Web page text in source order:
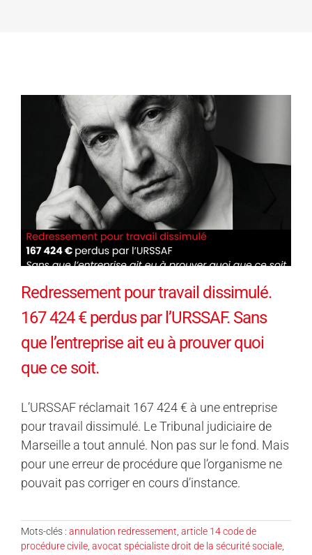
Redressement pour travail dissimulé.
167 424 € perdus par l’URSSAF. Sans
que l’entreprise ait eu à prouver quoi
que ce soit.
L’URSSAF réclamait 167 424 € à une entreprise
pour travail dissimulé. Le Tribunal judiciaire de
Marseille a tout annulé. Non pas sur le fond. Mais
pour une erreur de procédure que l’organisme ne
pouvait pas corriger en cours d’instance.
Mots-clés : annulation redressement article 14 code de
procédure civile avocat spécialiste droit de la sécurité sociale